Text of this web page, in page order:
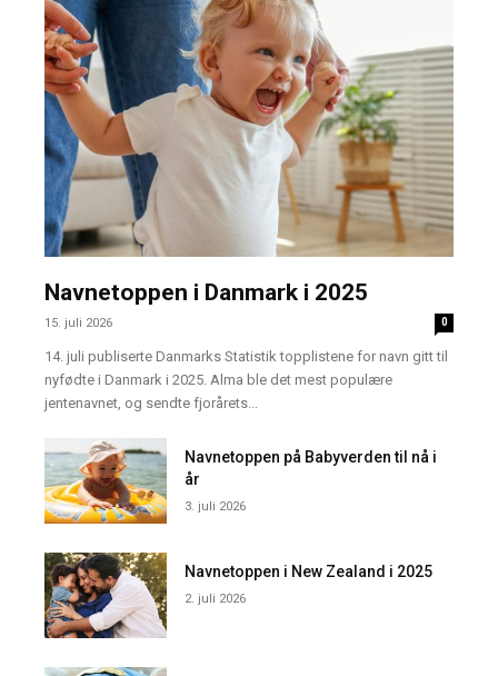
Navnetoppen i Danmark i 2025
15. juli 2026 0
14. juli publiserte Danmarks Statistik topplistene for navn gitt til
nyfødte i Danmark i 2025. Alma ble det mest populære
jentenavnet, og sendte fjorårets...
Navnetoppen på Babyverden til nå i
år
3. juli 2026
Navnetoppen i New Zealand i 2025
2. juli 2026